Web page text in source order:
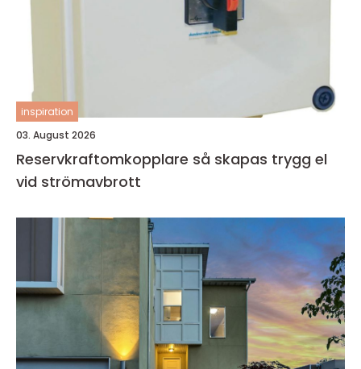
inspiration
03. August 2026
Reservkraftomkopplare så skapas trygg el
vid strömavbrott